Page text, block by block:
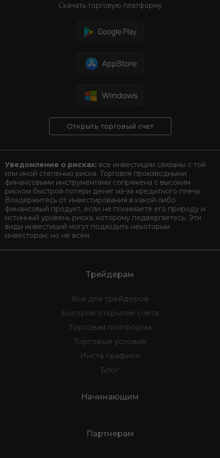
Скачать торговую платформу
Открыть торговый счет
Уведомление о рисках: все инвестиции связаны с той
или иной степенью риска. Торговля производными
финансовыми инструментами сопряжена с высоким
риском быстрой потери денег из-за кредитного плеча.
Воздержитесь от инвестирования в какой-либо
финансовый продукт, если не понимаете его природу и
истинный уровень риска, которому подвергаетесь. Эти
виды инвестиций могут подходить некоторым
инвесторам, но не всем.
Трейдерам
Все для трейдеров
Быстрое открытие счета
Торговая платформа
Торговые условия
Инста графики
Блог
Начинающим
Партнерам